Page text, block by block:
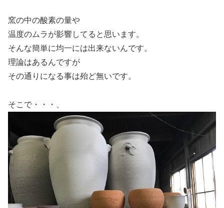
窯の中の酸素の量や
温度のムラが影響してると思います。
そんな簡単に均一には出来ないんです。
理論はあるんですが
その通りになる事は殆ど無いです。
そこで・・・、